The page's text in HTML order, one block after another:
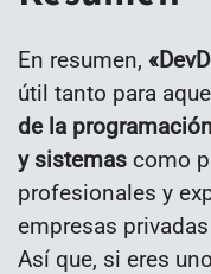
En resumen, «
útil tanto para
de la
y sistemas como
profesionales y
empresas
Así que, si eres